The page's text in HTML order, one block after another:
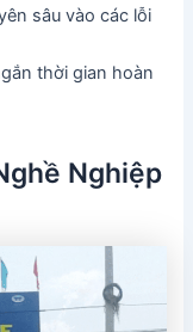
sâu vào các lỗi
thời gian hoàn
Nghiệp